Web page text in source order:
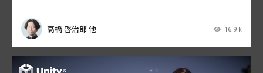
高橋 啓治郎 他 16.9 k